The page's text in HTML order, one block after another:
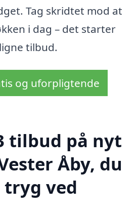
Tag skridtet mod at
i dag – det starter
tilbud.
og uforpligtende
tilbud på nyt
Åby, du
ved